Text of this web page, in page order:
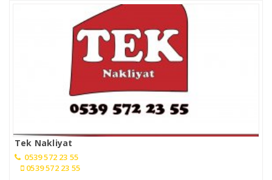
Tek Nakliyat
0539 572 23 55
0539 572 23 55